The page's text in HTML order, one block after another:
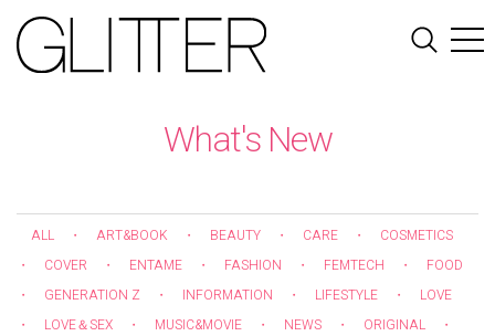
What's New
ALL ・ ART&BOOK ・ BEAUTY ・ CARE ・
COSMETICS
・
COVER ・ ENTAME ・ FASHION ・ FEMTECH ・
FOOD
・
GENERATION Z ・ INFORMATION ・ LIFESTYLE ・
LOVE
・
LOVE＆SEX ・ MUSIC&MOVIE ・ NEWS ・ ORIGINAL
・